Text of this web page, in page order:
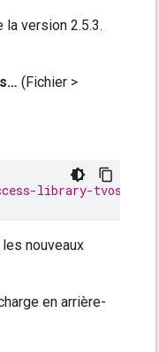
la version 2.5.3.
(Fichier >
library-tvos
nouveaux
en arrière-